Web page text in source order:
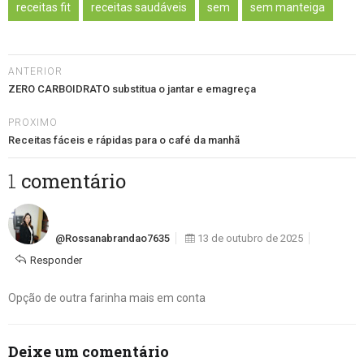
receitas fit receitas saudáveis sem sem manteiga
ANTERIOR
ZERO CARBOIDRATO substitua o jantar e emagreça
PROXIMO
Receitas fáceis e rápidas para o café da manhã
1 comentário
@rossanabrandao7635
13 de outubro de 2025
Responder
Opção de outra farinha mais em conta
Deixe um comentário